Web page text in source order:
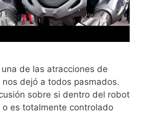
de las atracciones de
nos dejó a todos pasmados.
sobre si dentro del robot
o es totalmente controlado